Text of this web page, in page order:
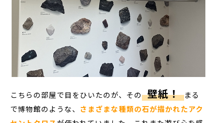
こちらの部屋で目をひいたのが、その 壁紙！
まる
で博物館のような、 さまざまな種類の石が描かれたアク